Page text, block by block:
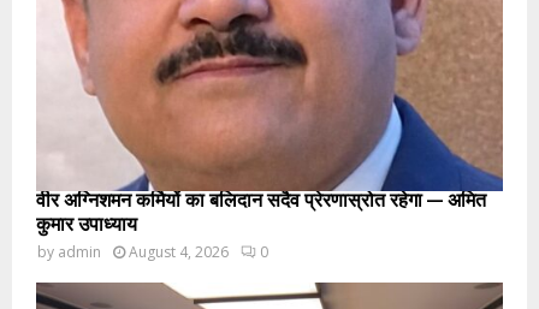
वीर अग्निशमन कर्मियों का बलिदान सदैव प्रेरणास्रोत रहेगा — अमित
कुमार उपाध्याय
by admin August 4, 2026 0